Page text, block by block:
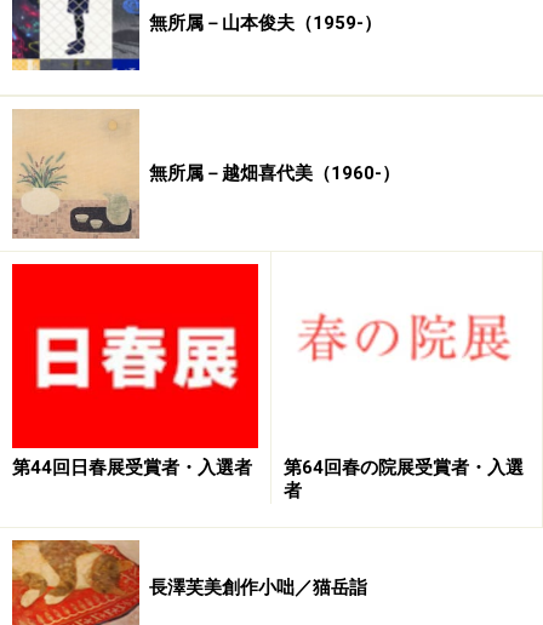
選 倉光博 1954年 第10回日展特選下保昭
日展特選 猪原大華 1954年 第10回日展特選 秋葉長生
1955年 第11回日展特選大山忠作1955年 第11回日展特
選 尾山幟 1955年 第11回日展特選 野村一生 1955年 第11
回日展特選 陳永森 1955年 第11回日展特選
1955年 第11回日展特選
1955年 第11回日展特選
加藤東一1955年 第11回日展特選 関根雅雄 1955年 第11
回日展特選 水野深草 1955年 第11回日展特選堂本阿岐羅
選 中野蒼穹 1956年 第12回日展特選 鈴木竹柏1956年 第
12回日展特選 海老名正夫 1956年 第12回日展特選 三輪良
平1956年 第12回日展特選
第12回日展特選稲田和正1956年 第12回日展特選沢野文
小栗潮
選 猪原大華 1957年 第13回日展特選浦田正夫1957年 第
13回日展特選
1957年 第13回日展特選東韶光1957年 第13回日展特選
無所属－山本俊夫（1959-）
無所属－越畑喜代美（1960-）
第44回日春展受賞者・入選者
第64回春の院展受賞者・入選
者
長澤芙美創作小咄／猫岳詣